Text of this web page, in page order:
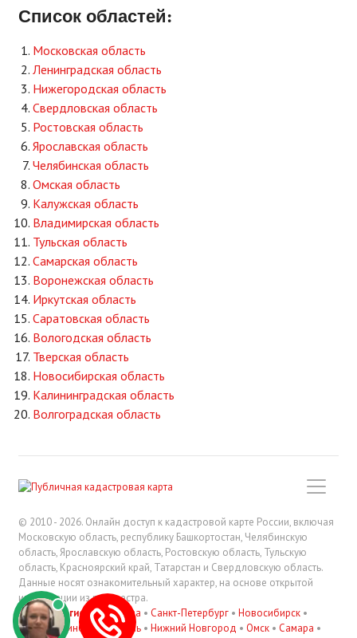
Список областей:
Московская область
Ленинградская область
Нижегородская область
Свердловская область
Ростовская область
Ярославская область
Челябинская область
Омская область
Калужская область
Владимирская область
Тульская область
Самарская область
Воронежская область
Иркутская область
Саратовская область
Вологодская область
Тверская область
Новосибирская область
Калининградская область
Волгоградская область
© 2010 - 2026. Онлайн доступ к кадастровой карте России, включая
Московскую область, республику Башкортостан, Челябинскую
область, Ярославскую область, Ростовскую область, Тульскую
область, Красноярский край, Татарстан и Свердловскую область.
Данные носят ознакомительный характер, на основе открытой
информации из росреестра.
В регионах: Москва • Санкт-Петербург • Новосибирск •
Екатеринбург•Казань • Нижний Новгород • Омск • Самара •